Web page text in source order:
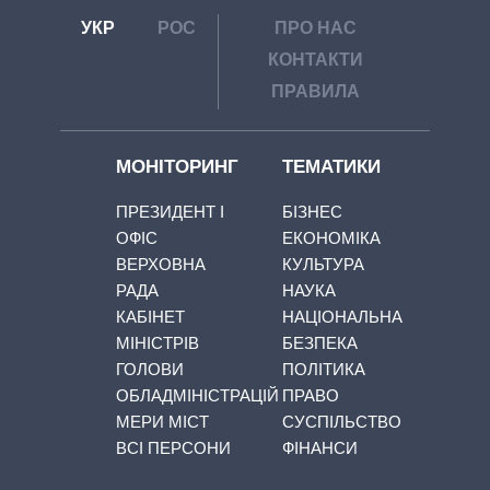
УКР РОС
ПРО НАС
КОНТАКТИ
ПРАВИЛА
МОНІТОРИНГ
ПРЕЗИДЕНТ І
ОФІС
ВЕРХОВНА
РАДА
КАБІНЕТ
МІНІСТРІВ
ГОЛОВИ
ОБЛАДМІНІСТРАЦІЙ
МЕРИ МІСТ
ВСІ ПЕРСОНИ
ТЕМАТИКИ
БІЗНЕС
ЕКОНОМІКА
КУЛЬТУРА
НАУКА
НАЦІОНАЛЬНА
БЕЗПЕКА
ПОЛІТИКА
ПРАВО
СУСПІЛЬСТВО
ФІНАНСИ